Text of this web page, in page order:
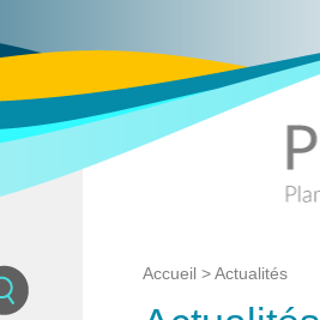
Accueil >Actualités